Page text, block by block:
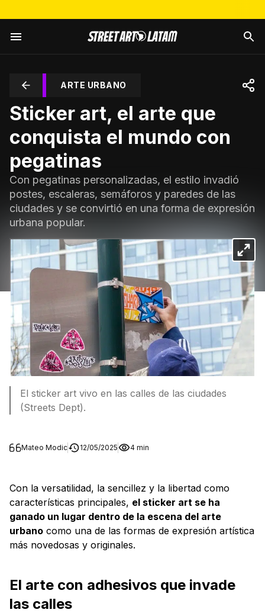
ARTE URBANO
Sticker art, el arte que
conquista el mundo con
pegatinas
Con pegatinas personalizadas, el estilo invadió
postes, escaleras, semáforos y paredes de las
ciudades y se convirtió en una forma de expresión
urbana popular.
El sticker art vivo en las calles de las ciudades
(Streets Dept).
Mateo Modic 12/05/2025 4 min
Con la versatilidad, la sencillez y la libertad como
características principales, el sticker art se ha
ganado un lugar dentro de la escena del arte
urbano como una de las formas de expresión artística
más novedosas y originales.
El arte con adhesivos que invade
las calles